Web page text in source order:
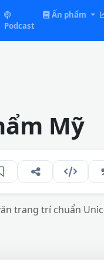
Podcast
Ấn phẩm
Mỹ
trang trí chuẩn